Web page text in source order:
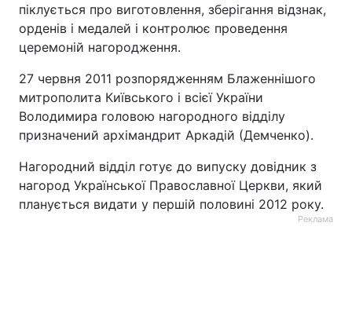
піклується про виготовлення, зберігання відзнак,
орденів і медалей і контролює проведення
церемоній нагородження.
27 червня 2011 розпорядженням Блаженнішого
митрополита Київського і всієї України
Володимира головою нагородного відділу
призначений архімандрит Аркадій (Демченко).
Нагородний відділ готує до випуску довідник з
нагород Української Православної Церкви, який
планується видати у першій половині 2012 року.
Реклама